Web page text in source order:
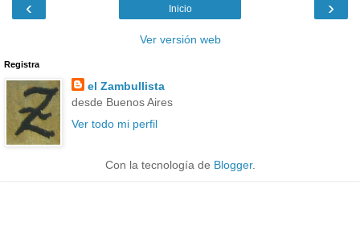
‹ ›
Inicio
Ver versión web
Registra
el Zambullista
desde Buenos Aires
Ver todo mi perfil
Con la tecnología de Blogger.